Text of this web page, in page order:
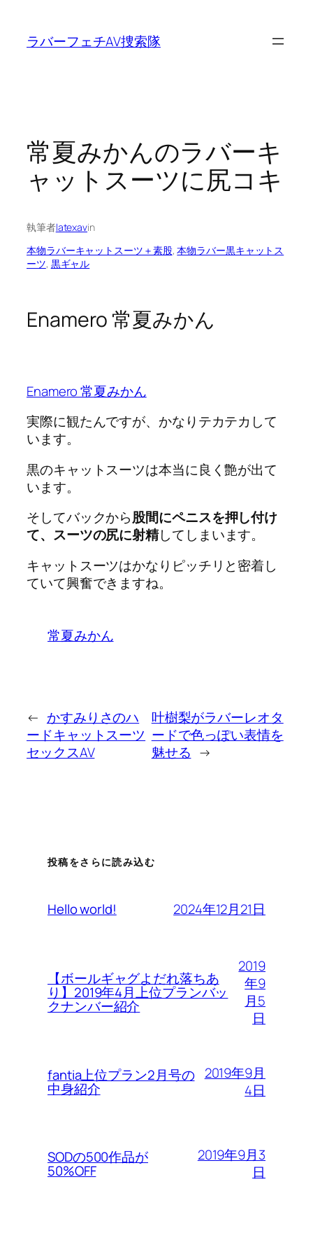
ラバーフェチAV捜索隊
常夏みかんのラバーキ
ャットスーツに尻コキ
執筆者latexavin
本物ラバーキャットスーツ＋素股, 本物ラバー黒キャットス
ーツ, 黒ギャル
Enamero 常夏みかん
Enamero 常夏みかん
実際に観たんですが、かなりテカテカして
います。
黒のキャットスーツは本当に良く艶が出て
います。
そしてバックから股間にペニスを押し付け
て、スーツの尻に射精してしまいます。
キャットスーツはかなりピッチリと密着し
ていて興奮できますね。
常夏みかん
← かすみりさのハ
ードキャットスーツ
セックスAV
叶樹梨がラバーレオタ
ードで色っぽい表情を
魅せる →
投稿をさらに読み込む
Hello world! 2024年12月21日
【ボールギャグよだれ落ちあ
り】2019年4月上位プランバッ
クナンバー紹介
2019
年9
月5
日
fantia上位プラン2月号の
中身紹介
2019年9月
4日
SODの500作品が
50%OFF
2019年9月3
日